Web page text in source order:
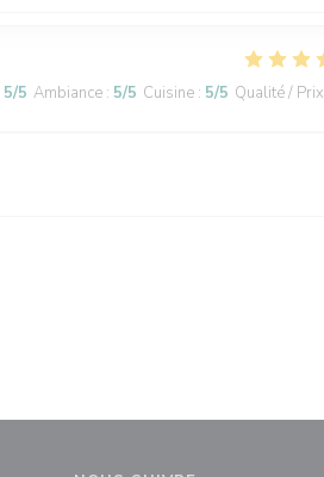
5/5 Ambiance : 5/5 Cuisine : 5/5 Qualité / Prix